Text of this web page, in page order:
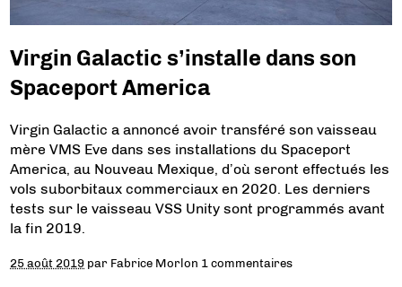
Virgin Galactic s’installe dans son
Spaceport America
Virgin Galactic a annoncé avoir transféré son vaisseau
mère VMS Eve dans ses installations du Spaceport
America, au Nouveau Mexique, d’où seront effectués les
vols suborbitaux commerciaux en 2020. Les derniers
tests sur le vaisseau VSS Unity sont programmés avant
la fin 2019.
25 août 2019 par Fabrice Morlon 1 commentaires